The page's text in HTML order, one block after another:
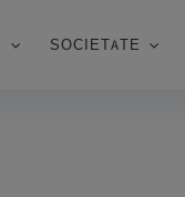
SOCIETATE